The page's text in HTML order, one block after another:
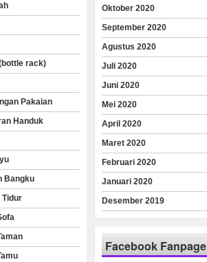
rack)
Pakaian
Handuk
Bangku
Tidur
Oktober 2020
September 2020
Agustus 2020
Juli 2020
Juni 2020
Mei 2020
April 2020
Maret 2020
Februari 2020
Januari 2020
Desember 2019
Facebook Fanpage